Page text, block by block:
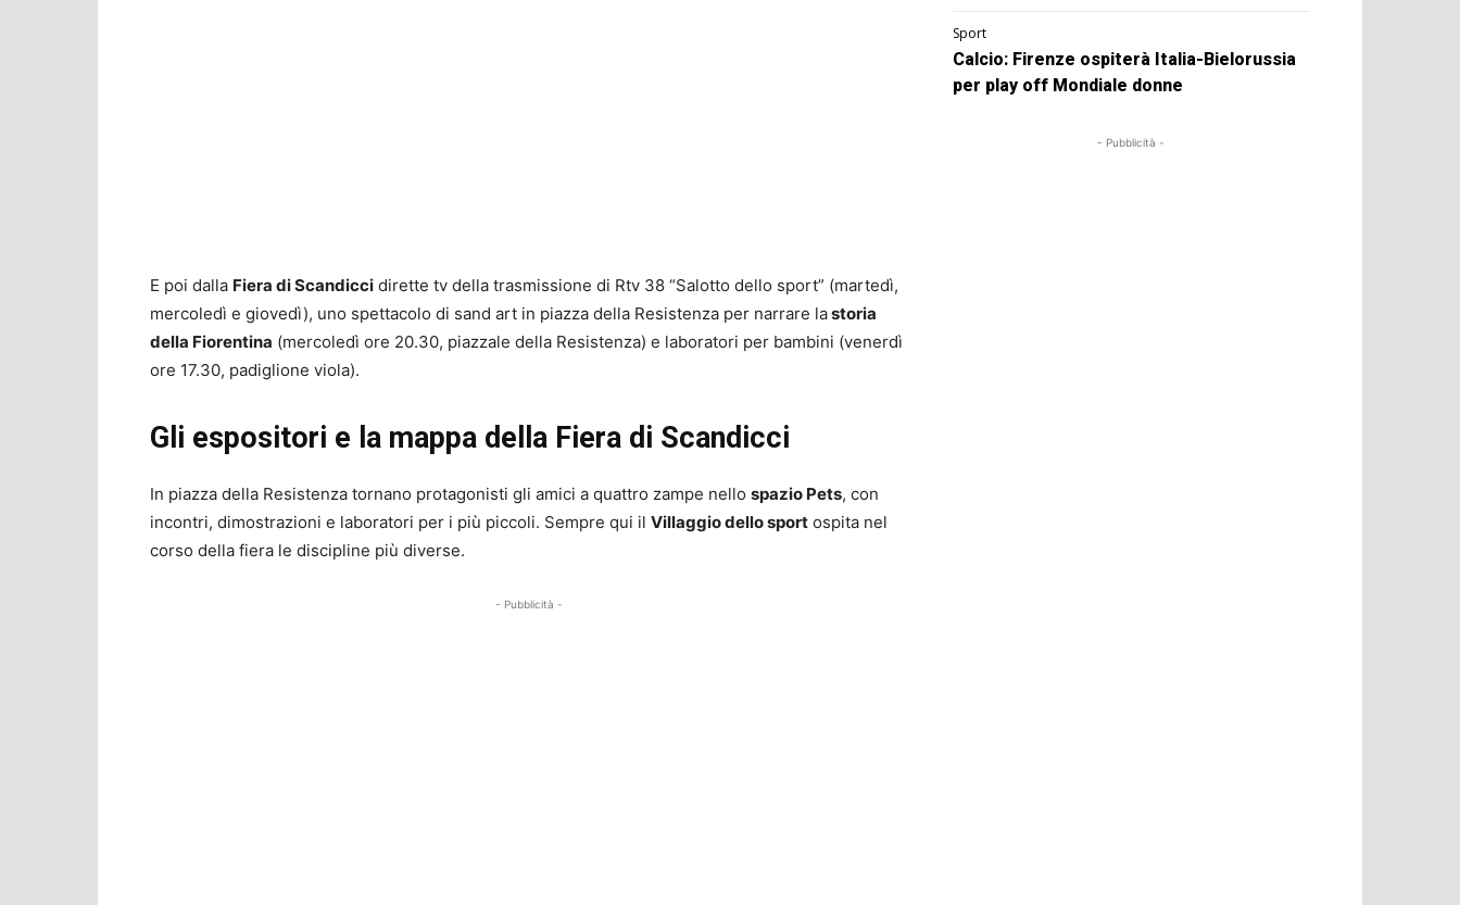
E poi dalla Fiera di Scandicci dirette tv della trasmissione di Rtv 38 “Salotto dello sport” (martedì,
mercoledì e giovedì), uno spettacolo di sand art in piazza della Resistenza per narrare lastoria
della Fiorentina (mercoledì ore 20.30, piazzale della Resistenza) e laboratori per bambini (venerdì
ore 17.30, padiglione viola).
Gli espositori e la mappa della Fiera di Scandicci
In piazza della Resistenza tornano protagonisti gli amici a quattro zampe nello spazio Pets, con
incontri, dimostrazioni e laboratori per i più piccoli. Sempre qui il Villaggio dello sport ospita nel
corso della fiera le discipline più diverse.
- Pubblicità -
Sport
Calcio: Firenze ospiterà Italia-Bielorussia
per play off Mondiale donne
- Pubblicità -